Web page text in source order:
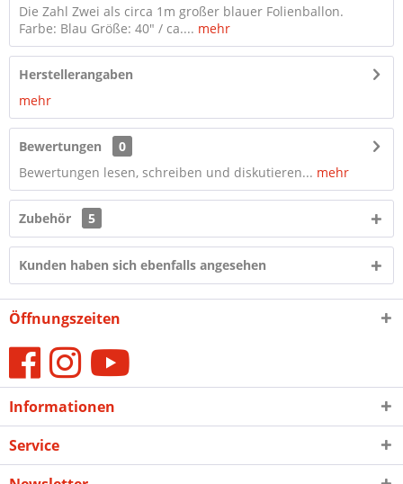
Die Zahl Zwei als circa 1m großer blauer Folienballon.
Farbe: Blau Größe: 40" / ca.... mehr
Herstellerangaben
mehr
Bewertungen
0
Bewertungen lesen, schreiben und diskutieren... mehr
Zubehör 5
Kunden haben sich ebenfalls angesehen
Öffnungszeiten
Informationen
Service